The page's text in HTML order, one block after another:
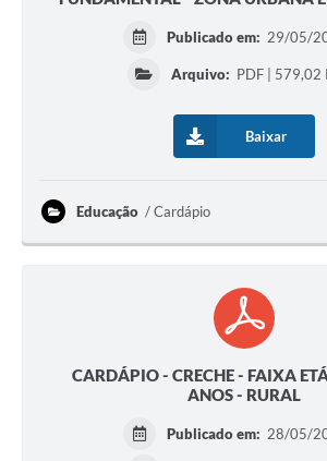
Publicado em: 29/05/
Arquivo: PDF | 579,02
Baixar
Educação Cardápio
CARDÁPIO - CRECHE - FAIXA
ANOS - RURAL
Publicado em: 28/05/